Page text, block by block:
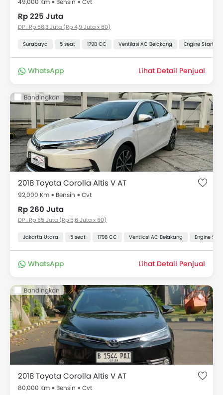
49,000 Km Bensin Cvt
Rp 225 Juta
DP : Rp 56,3 Juta (Rp 4,9 Juta x 60)
Surabaya 5 seat 1798 CC Ventilasi AC Belakang Engine Start
WhatsApp Lihat Detail Penjual
Bandingkan
2018 Toyota Corolla Altis V AT
92,000 Km Bensin Cvt
Rp 260 Juta
DP : Rp 65 Juta (Rp 5,6 Juta x 60)
Jakarta Utara 5 seat 1798 CC Ventilasi AC Belakang Engine
WhatsApp Lihat Detail Penjual
Bandingkan
2018 Toyota Corolla Altis V AT
80,000 Km Bensin Cvt